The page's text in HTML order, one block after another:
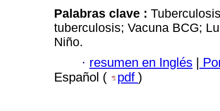
Palabras clave :
tuberculosis; Vacuna BCG;
Niño.
· resumen en Inglés
Español (
pdf )